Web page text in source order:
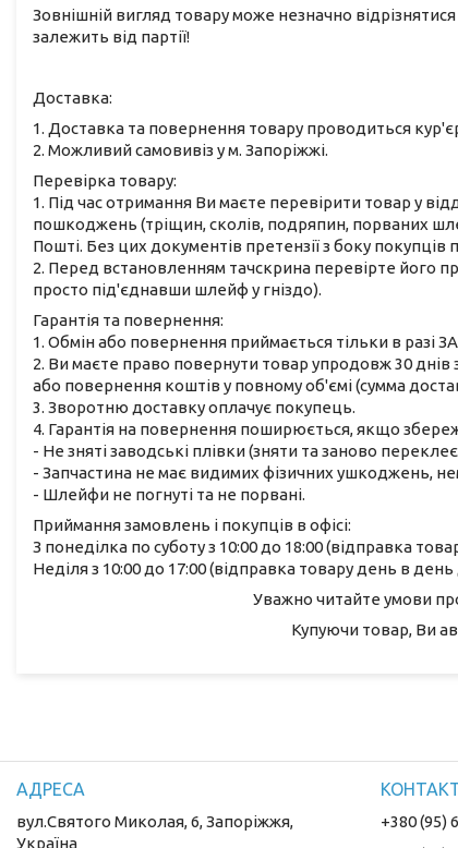
Зовнішній вигляд товару може незначно
залежить від партії!
Доставка:
1. Доставка та повернення товару проводиться
2. Можливий самовивіз у м. Запоріжжі.
Перевірка товару:
1. Під час отримання Ви маєте перевірити товар у
пошкоджень (тріщин, сколів, подряпин, порваних
Пошті. Без цих документів претензії з боку покупців
2. Перед встановленням тачскрина перевірте його
просто під'єднавши шлейф у гніздо).
Гарантія та повернення:
1. Обмін або повернення приймається тільки в разі
2. Ви маєте право повернути товар упродовж 30
або повернення коштів у повному об'ємі (сумма
3. Зворотню доставку оплачує покупець.
4. Гарантія на повернення поширюється, якщо
- Не зняті заводські плівки (зняти та заново
- Запчастина не має видимих фізичних ушкоджень,
- Шлейфи не погнуті та не порвані.
Приймання замовлень і покупців в офісі:
З понеділка по суботу з 10:00 до 18:00 (відправка
Неділя з 10:00 до 17:00 (відправка товару день в день
Уважно читайте умови
Купуючи товар, Ви
вул.Святого Миколая, 6, Запоріжжя,
Україна
+380 (95)